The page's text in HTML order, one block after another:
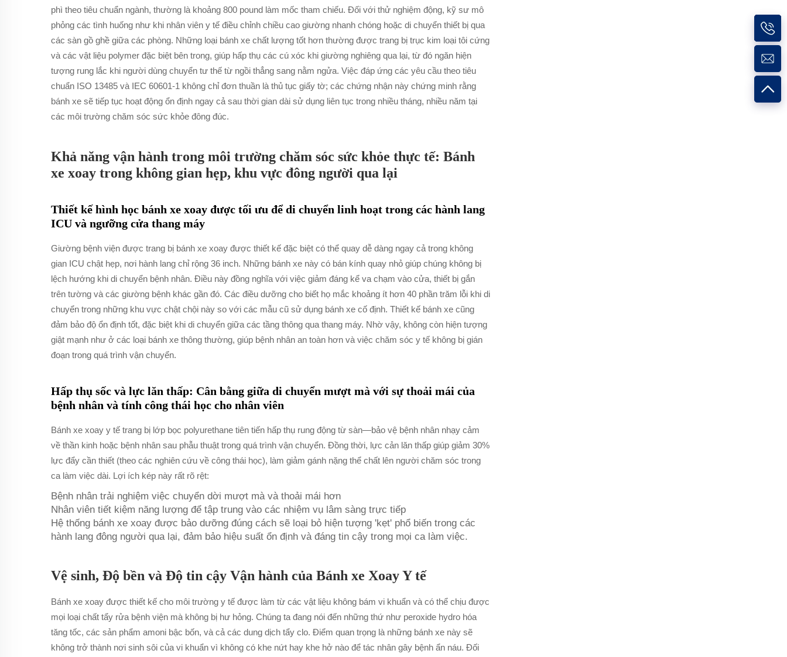
phì theo tiêu chuẩn ngành, thường là khoảng 800 pound làm mốc tham chiếu. Đối với thử nghiệm động, kỹ sư mô
phỏng các tình huống như khi nhân viên y tế điều chỉnh chiều cao giường nhanh chóng hoặc di chuyển thiết bị qua
các sàn gồ ghề giữa các phòng. Những loại bánh xe chất lượng tốt hơn thường được trang bị trục kim loại tôi cứng
và các vật liệu polymer đặc biệt bên trong, giúp hấp thụ các cú xóc khi giường nghiêng qua lại, từ đó ngăn hiện
tượng rung lắc khi người dùng chuyển tư thế từ ngồi thẳng sang nằm ngửa. Việc đáp ứng các yêu cầu theo tiêu
chuẩn ISO 13485 và IEC 60601-1 không chỉ đơn thuần là thủ tục giấy tờ; các chứng nhận này chứng minh rằng
bánh xe sẽ tiếp tục hoạt động ổn định ngay cả sau thời gian dài sử dụng liên tục trong nhiều tháng, nhiều năm tại
các môi trường chăm sóc sức khỏe đông đúc.
Khả năng vận hành trong môi trường chăm sóc sức khỏe thực tế: Bánh
xe xoay trong không gian hẹp, khu vực đông người qua lại
Thiết kế hình học bánh xe xoay được tối ưu để di chuyển linh hoạt trong các hành lang
ICU và ngưỡng cửa thang máy
Giường bệnh viện được trang bị bánh xe xoay được thiết kế đặc biệt có thể quay dễ dàng ngay cả trong không
gian ICU chật hẹp, nơi hành lang chỉ rộng 36 inch. Những bánh xe này có bán kính quay nhỏ giúp chúng không bị
lệch hướng khi di chuyển bệnh nhân. Điều này đồng nghĩa với việc giảm đáng kể va chạm vào cửa, thiết bị gắn
trên tường và các giường bệnh khác gần đó. Các điều dưỡng cho biết họ mắc khoảng ít hơn 40 phần trăm lỗi khi di
chuyển trong những khu vực chật chội này so với các mẫu cũ sử dụng bánh xe cố định. Thiết kế bánh xe cũng
đảm bảo độ ổn định tốt, đặc biệt khi di chuyển giữa các tầng thông qua thang máy. Nhờ vậy, không còn hiện tượng
giật mạnh như ở các loại bánh xe thông thường, giúp bệnh nhân an toàn hơn và việc chăm sóc y tế không bị gián
đoạn trong quá trình vận chuyển.
Hấp thụ sốc và lực lăn thấp: Cân bằng giữa di chuyển mượt mà với sự thoải mái của
bệnh nhân và tính công thái học cho nhân viên
Bánh xe xoay y tế trang bị lớp bọc polyurethane tiên tiến hấp thụ rung động từ sàn—bảo vệ bệnh nhân nhạy cảm
về thần kinh hoặc bệnh nhân sau phẫu thuật trong quá trình vận chuyển. Đồng thời, lực cản lăn thấp giúp giảm 30%
lực đẩy cần thiết (theo các nghiên cứu về công thái học), làm giảm gánh nặng thể chất lên người chăm sóc trong
ca làm việc dài. Lợi ích kép này rất rõ rệt:
Bệnh nhân trải nghiệm việc chuyển dời mượt mà và thoải mái hơn
Nhân viên tiết kiệm năng lượng để tập trung vào các nhiệm vụ lâm sàng trực tiếp
Hệ thống bánh xe xoay được bảo dưỡng đúng cách sẽ loại bỏ hiện tượng 'kẹt' phổ biến trong các
hành lang đông người qua lại, đảm bảo hiệu suất ổn định và đáng tin cậy trong mọi ca làm việc.
Vệ sinh, Độ bền và Độ tin cậy Vận hành của Bánh xe Xoay Y tế
Bánh xe xoay được thiết kế cho môi trường y tế được làm từ các vật liệu không bám vi khuẩn và có thể chịu được
mọi loại chất tẩy rửa bệnh viện mà không bị hư hỏng. Chúng ta đang nói đến những thứ như peroxide hydro hóa
tăng tốc, các sản phẩm amoni bậc bốn, và cả các dung dịch tẩy clo. Điểm quan trọng là những bánh xe này sẽ
không trở thành nơi sinh sôi của vi khuẩn vì không có khe nứt hay khe hở nào để tác nhân gây bệnh ẩn náu. Đối